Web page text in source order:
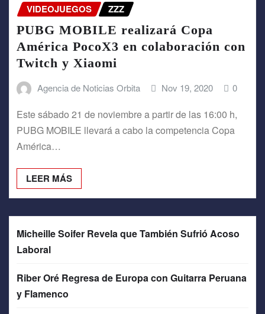
VIDEOJUEGOS ZZZ
PUBG MOBILE realizará Copa
América PocoX3 en colaboración con
Twitch y Xiaomi
Agencia de Noticias Orbita Nov 19, 2020 0
Este sábado 21 de noviembre a partir de las 16:00 h,
PUBG MOBILE llevará a cabo la competencia Copa
América…
LEER MÁS
Micheille Soifer Revela que También Sufrió Acoso
Laboral
Riber Oré Regresa de Europa con Guitarra Peruana
y Flamenco